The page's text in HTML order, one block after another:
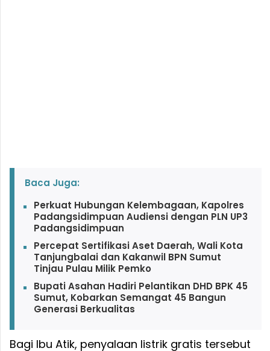
Baca Juga:
Perkuat Hubungan Kelembagaan, Kapolres
Padangsidimpuan Audiensi dengan PLN UP3
Padangsidimpuan
Percepat Sertifikasi Aset Daerah, Wali Kota
Tanjungbalai dan Kakanwil BPN Sumut
Tinjau Pulau Milik Pemko
Bupati Asahan Hadiri Pelantikan DHD BPK 45
Sumut, Kobarkan Semangat 45 Bangun
Generasi Berkualitas
Bagi Ibu Atik, penyalaan listrik gratis tersebut